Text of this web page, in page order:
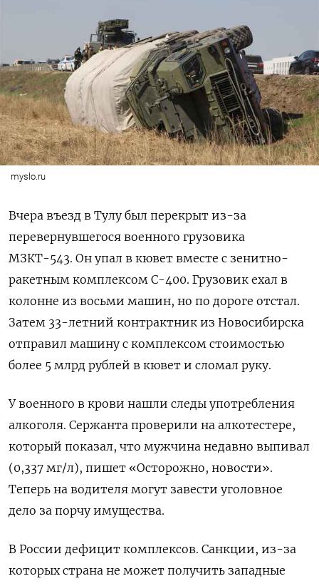
myslo.ru
Вчера въезд в Тулу был перекрыт из-за
перевернувшегося военного грузовика
МЗКТ-543. Он упал в кювет вместе с зенитно-
ракетным комплексом С-400. Грузовик ехал в
колонне из восьми машин, но по дороге отстал.
Затем 33-летний контрактник из Новосибирска
отправил машину с комплексом стоимостью
более 5 млрд рублей в кювет и сломал руку.
У военного в крови нашли следы употребления
алкоголя. Сержанта проверили на алкотестере,
который показал, что мужчина недавно выпивал
(0,337 мг/л), пишет «Осторожно, новости».
Теперь на водителя могут завести уголовное
дело за порчу имущества.
В России дефицит комплексов. Санкции, из-за
которых страна не может получить западные